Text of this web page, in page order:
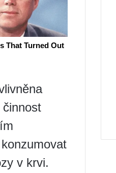
v krvi.